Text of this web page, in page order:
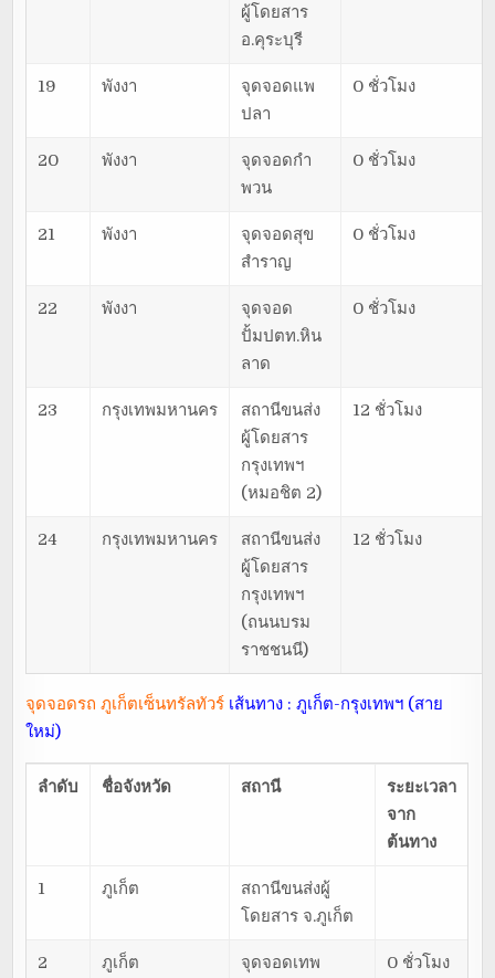
ผู้โดยสาร
อ.คุระบุรี
19 พังงา
จุดจอดแพ
ปลา
0 ชั่วโมง
20 พังงา
จุดจอดกำ
พวน
0 ชั่วโมง
21 พังงา
จุดจอดสุข
สำราญ
0 ชั่วโมง
22 พังงา
จุดจอด
ปั้มปตท.หิน
ลาด
0 ชั่วโมง
23 กรุงเทพมหานคร
สถานีขนส่ง
ผู้โดยสาร
กรุงเทพฯ
(หมอชิต 2)
12 ชั่วโมง
24 กรุงเทพมหานคร
สถานีขนส่ง
ผู้โดยสาร
กรุงเทพฯ
(ถนนบรม
ราชชนนี)
12 ชั่วโมง
จุดจอดรถ ภูเก็ตเซ็นทรัลทัวร์ เส้นทาง : ภูเก็ต-กรุงเทพฯ (สาย
ใหม่)
ลำดับ ชื่อจังหวัด สถานี
ระยะเวลา
จาก
ต้นทาง
1 ภูเก็ต
สถานีขนส่งผู้
โดยสาร จ.ภูเก็ต
2 ภูเก็ต
จุดจอดเทพ
0 ชั่วโมง